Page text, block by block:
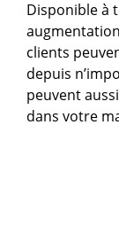
Disponible à
clients
depuis
peuvent
dans votre